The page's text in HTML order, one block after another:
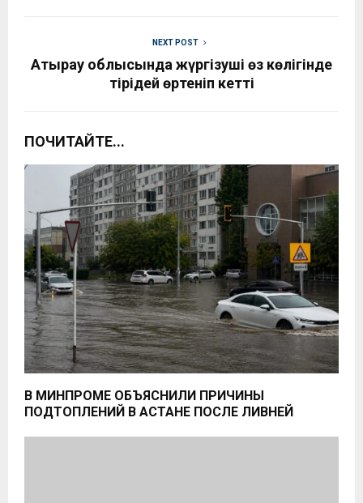
NEXT POST
Атырау облысында жүргізуші өз көлігінде
тірідей өртеніп кетті
ПОЧИТАЙТЕ...
В МИНПРОМЕ ОБЪЯСНИЛИ ПРИЧИНЫ
ПОДТОПЛЕНИЙ В АСТАНЕ ПОСЛЕ ЛИВНЕЙ